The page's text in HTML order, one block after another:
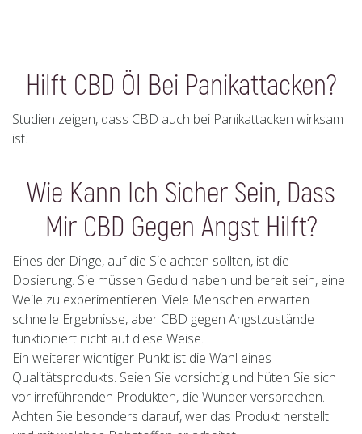
Hilft CBD Öl Bei Panikattacken?
Studien zeigen, dass CBD auch bei Panikattacken wirksam
ist.
Wie Kann Ich Sicher Sein, Dass
Mir CBD Gegen Angst Hilft?
Eines der Dinge, auf die Sie achten sollten, ist die
Dosierung. Sie müssen Geduld haben und bereit sein, eine
Weile zu experimentieren. Viele Menschen erwarten
schnelle Ergebnisse, aber CBD gegen Angstzustände
funktioniert nicht auf diese Weise.
Ein weiterer wichtiger Punkt ist die Wahl eines
Qualitätsprodukts. Seien Sie vorsichtig und hüten Sie sich
vor irreführenden Produkten, die Wunder versprechen.
Achten Sie besonders darauf, wer das Produkt herstellt